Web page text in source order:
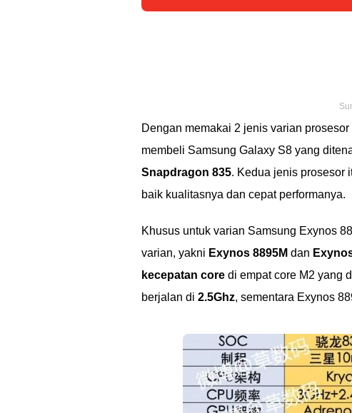
Dengan memakai 2 jenis varian
membeli Samsung Galaxy S8 yang
Snapdragon 835. Kedua jenis prosesor
baik kualitasnya dan cepat performanya.
Khusus untuk varian Samsung Exynos
varian, yakni Exynos 8895M dan
kecepatan core di empat core M2 yang
berjalan di 2.5Ghz, sementara Exynos